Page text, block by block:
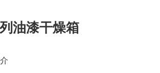
油漆干燥箱